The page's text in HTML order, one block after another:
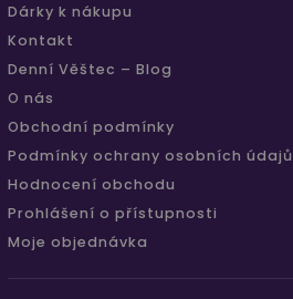
Dárky k nákupu
Kontakt
Denní Věštec – Blog
O nás
Obchodní podmínky
Podmínky ochrany osobních údajů
Hodnocení obchodu
Prohlášení o přístupnosti
Moje objednávka